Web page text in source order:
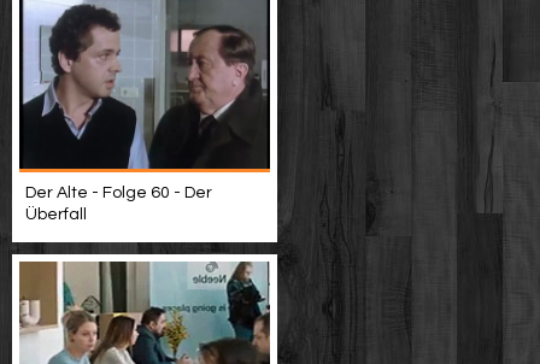
Der Alte - Folge 60 - Der
Überfall